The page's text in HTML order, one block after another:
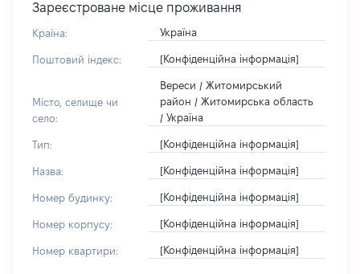
Зареєстроване місце проживання
Країна: Україна
Поштовий індекс: [Конфіденційна інформація]
Місто, селище чи
село:
Вереси / Житомирський
район / Житомирська область
/ Україна
Тип: [Конфіденційна інформація]
Назва: [Конфіденційна інформація]
Номер будинку: [Конфіденційна інформація]
Номер корпусу: [Конфіденційна інформація]
Номер квартири: [Конфіденційна інформація]